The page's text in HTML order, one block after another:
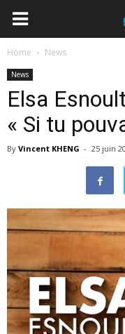
Home News
News
Elsa
« Si tu
By Vincent KHENG - 25 juin